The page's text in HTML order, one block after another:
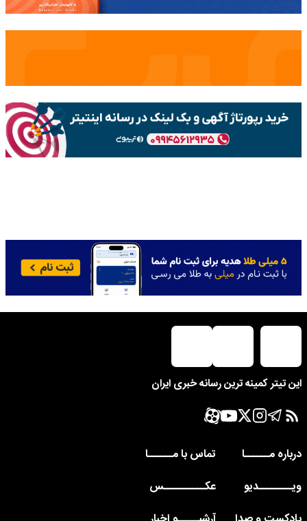
این تیتر کمینه ترین رسانه خبری ایران
درباره مــــــا
تماس با مــــــا
ویــــــــدیو
عکــــــــــس